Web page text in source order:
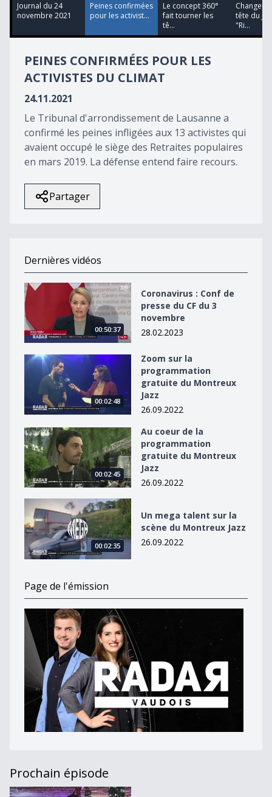
24
seconds
Journal du 24
novembre 2021
Peines confirmées
pour les activist...
Le concept 360°
fait tourner les
tê...
tête du
"Ri...
PEINES CONFIRMÉES POUR LES
ACTIVISTES DU CLIMAT
24.11.2021
Le Tribunal d'arrondissement de Lausanne a
confirmé les peines infligées aux 13 activistes qui
avaient occupé le siège des Retraites populaires
en mars 2019. La défense entend faire recours.
Partager
Dernières vidéos
Coronavirus : Conf de presse du CF du 3 novembre
00:50:37
Coronavirus : Conf de
presse du CF du 3
novembre
28.02.2023
Zoom sur la programmation gratuite du Montreux
00:02:48
Zoom sur la
programmation
gratuite du Montreux
Jazz
26.09.2022
Au coeur de la programmation gratuite du Montreux
00:02:45
Au coeur de la
programmation
gratuite du Montreux
Jazz
26.09.2022
Un mega talent sur la scène du Montreux Jazz
00:02:35
Un mega talent sur la
scène du Montreux Jazz
26.09.2022
Page de l'émission
Prochain épisode
Journal du 26 novembre 2021